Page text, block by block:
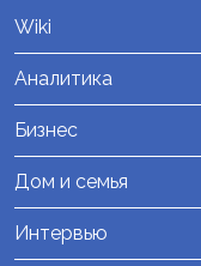
Wiki
Аналитика
Бизнес
Дом и семья
Интервью